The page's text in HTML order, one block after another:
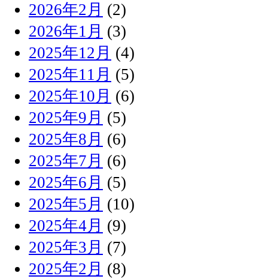
2026年2月 (2)
2026年1月 (3)
2025年12月 (4)
2025年11月 (5)
2025年10月 (6)
2025年9月 (5)
2025年8月 (6)
2025年7月 (6)
2025年6月 (5)
2025年5月 (10)
2025年4月 (9)
2025年3月 (7)
2025年2月 (8)